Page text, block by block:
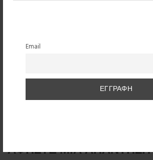
Email
ΑΦΉΣΤΕ ΜΙΑ ΑΠΆΝΤΗΣΗ